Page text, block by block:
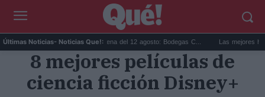
Últimas Noticias- Noticias Que!:
Eclipse solar en Cariñena del 12 agosto: Bodegas C... Las mejores
8 mejores películas de
ciencia ficción Disney+